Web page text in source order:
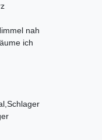
nah
ich